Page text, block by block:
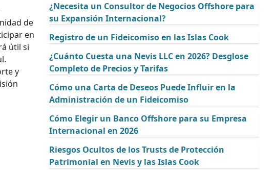
de
en
útil si
y
¿Necesita un Consultor de Negocios Offshore para
su Expansión Internacional?
Registro de un Fideicomiso en las Islas Cook
¿Cuánto Cuesta una Nevis LLC en 2026? Desglose
Completo de Precios y Tarifas
Cómo una Carta de Deseos Puede Influir en la
Administración de un Fideicomiso
Cómo Elegir un Banco Offshore para su Empresa
Internacional en 2026
Riesgos Ocultos de los Trusts de Protección
Patrimonial en Nevis y las Islas Cook